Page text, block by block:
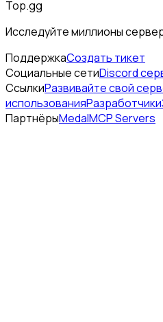
Top.gg
Исследуйте миллионы
ПоддержкаСоздать тикет
Социальные сетиDiscord
СсылкиРазвивайте свой
использованияРазработчики
ПартнёрыMedalMCP Servers